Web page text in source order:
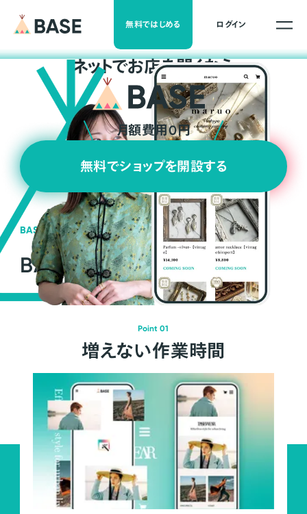
無料ではじめる ログイン
ネットでお店を開くなら
月額費用0円
無料でショップを開設する
BASEの強み
BASEが強い3つの理由
Point 01
増えない作業時間